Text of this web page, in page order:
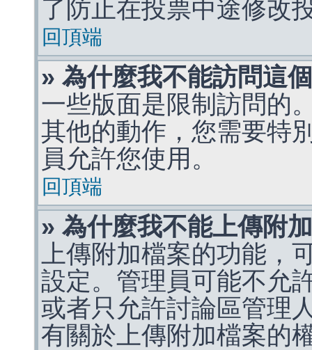
了防止在投票中途修改
回頂端
» 為什麼我不能訪問這
一些版面是限制訪問的
其他的動作，您需要特
員允許您使用。
回頂端
» 為什麼我不能上傳附
上傳附加檔案的功能，
設定。管理員可能不允
或者只允許討論區管理
有關於上傳附加檔案的